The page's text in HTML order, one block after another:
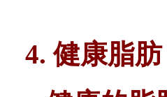
4. 健康脂肪